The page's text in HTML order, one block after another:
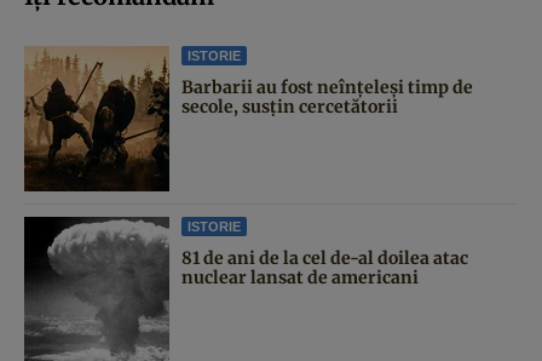
ISTORIE
Barbarii au fost neînțeleși timp de
secole, susțin cercetătorii
ISTORIE
81 de ani de la cel de-al doilea atac
nuclear lansat de americani